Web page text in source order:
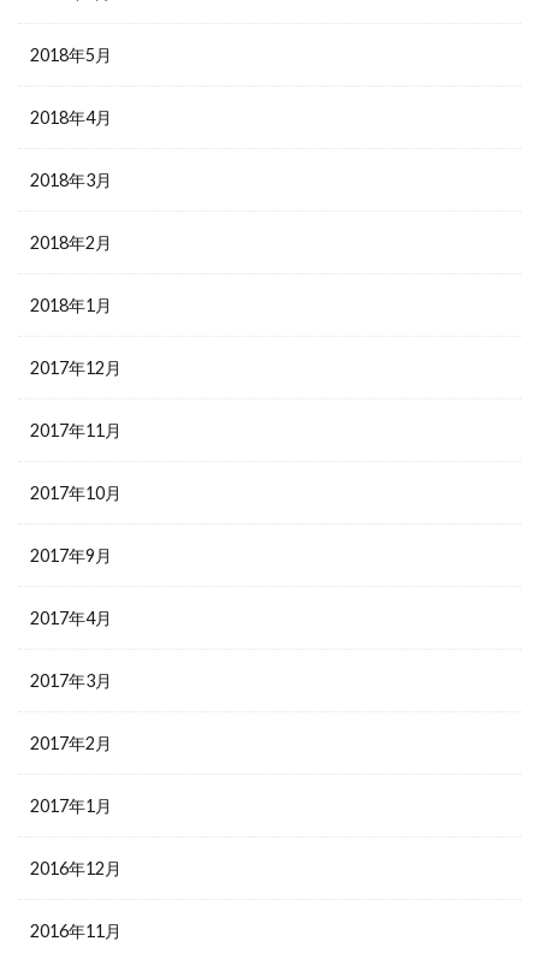
2018年5月
2018年4月
2018年3月
2018年2月
2018年1月
2017年12月
2017年11月
2017年10月
2017年9月
2017年4月
2017年3月
2017年2月
2017年1月
2016年12月
2016年11月